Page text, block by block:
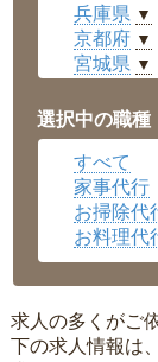
兵庫県 ▼
京都府 ▼
宮城県 ▼
福井県 ▼
岡山県 ▼
広島県
沖縄県 ▼
選択中の職
すべて
家事代行
お掃除代
お料理代
求人の多くがご
下の求人情報は